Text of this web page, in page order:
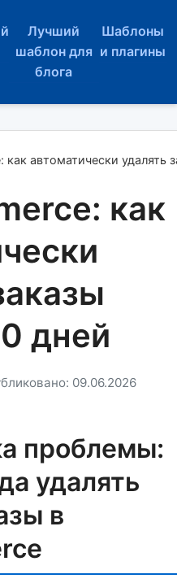
Лучший
шаблон для
блога
Шаблоны
и плагины
как автоматически удалять
как
дней
09.06.2026
проблемы:
удалять
в